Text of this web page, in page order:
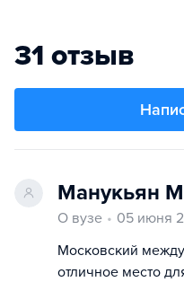
31 отзыв
Манукьян
О вузе
05 июня
Московский
отличное место